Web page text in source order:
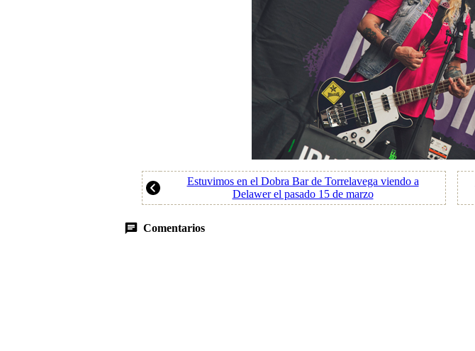
Estuvimos en el Dobra Bar de Torrelavega viendo a
Delawer el pasado 15 de marzo
Comentarios